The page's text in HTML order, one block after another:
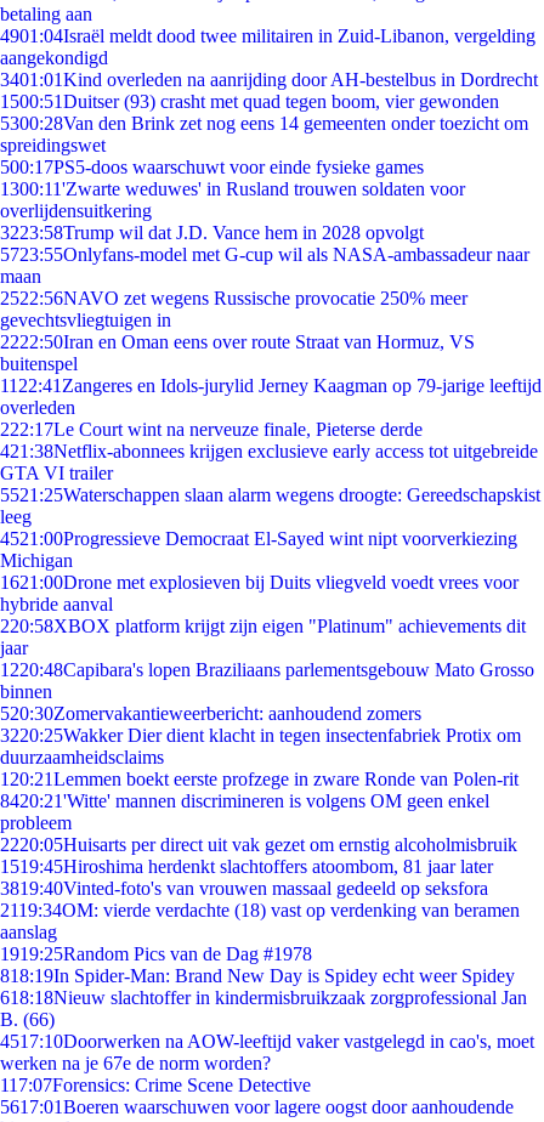
betaling aan
4901:04Israël meldt dood twee militairen in Zuid-Libanon, vergelding
aangekondigd
3401:01Kind overleden na aanrijding door AH-bestelbus in Dordrecht
1500:51Duitser (93) crasht met quad tegen boom, vier gewonden
5300:28Van den Brink zet nog eens 14 gemeenten onder toezicht om
spreidingswet
500:17PS5-doos waarschuwt voor einde fysieke games
1300:11'Zwarte weduwes' in Rusland trouwen soldaten voor
overlijdensuitkering
3223:58Trump wil dat J.D. Vance hem in 2028 opvolgt
5723:55Onlyfans-model met G-cup wil als NASA-ambassadeur naar
maan
2522:56NAVO zet wegens Russische provocatie 250% meer
gevechtsvliegtuigen in
2222:50Iran en Oman eens over route Straat van Hormuz, VS
buitenspel
11 22:41 Zangeres en Idols-jurylid Jerney Kaagman op 79-jarige leeftijd
overleden
222:17Le Court wint na nerveuze finale, Pieterse derde
421:38Netflix-abonnees krijgen exclusieve early access tot uitgebreide
GTA VI trailer
5521:25Waterschappen slaan alarm wegens droogte: Gereedschapskist
leeg
4521:00Progressieve Democraat El-Sayed wint nipt voorverkiezing
Michigan
1621:00Drone met explosieven bij Duits vliegveld voedt vrees voor
hybride aanval
220:58XBOX platform krijgt zijn eigen "Platinum" achievements dit
jaar
1220:48Capibara's lopen Braziliaans parlementsgebouw Mato Grosso
binnen
520:30Zomervakantieweerbericht: aanhoudend zomers
3220:25Wakker Dier dient klacht in tegen insectenfabriek Protix om
duurzaamheidsclaims
1 20:21Lemmen boekt eerste profzege in zware Ronde van Polen-rit
8420:21'Witte' mannen discrimineren is volgens OM geen enkel
probleem
2220:05Huisarts per direct uit vak gezet om ernstig alcoholmisbruik
1519:45Hiroshima herdenkt slachtoffers atoombom, 81 jaar later
3819:40Vinted-foto's van vrouwen massaal gedeeld op seksfora
2119:34OM: vierde verdachte (18) vast op verdenking van beramen
aanslag
1919:25Random Pics van de Dag #1978
818:19In Spider-Man: Brand New Day is Spidey echt weer Spidey
618:18Nieuw slachtoffer in kindermisbruikzaak zorgprofessional Jan
B. (66)
4517:10Doorwerken na AOW-leeftijd vaker vastgelegd in cao's, moet
werken na je 67e de norm worden?
117:07Forensics: Crime Scene Detective
5617:01Boeren waarschuwen voor lagere oogst door aanhoudende